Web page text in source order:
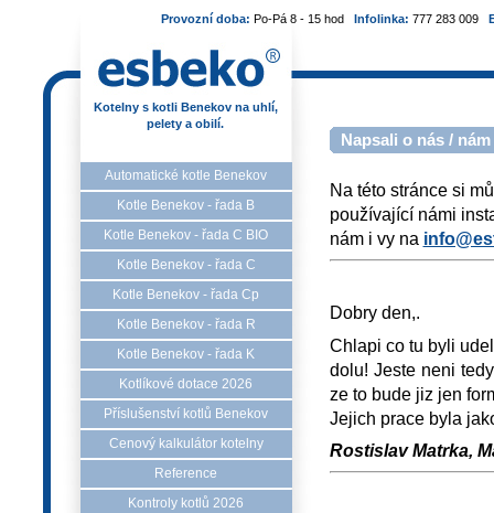
Provozní doba: Po-Pá 8 - 15 hod Infolinka: 777 283 009
Kotelny s kotli Benekov na uhlí,
pelety a obilí.
Automatické kotle Benekov
Kotle Benekov - řada B
Kotle Benekov - řada C BIO
Kotle Benekov - řada C
Kotle Benekov - řada Cp
Kotle Benekov - řada R
Kotle Benekov - řada K
Kotlíkové dotace 2026
Příslušenství kotlů Benekov
Cenový kalkulátor kotelny
Reference
Kontroly kotlů 2026
Napsali o nás / nám
Na této stránce si
používající námi
nám i vy na
Dobry den,.
Chlapi co tu byli
dolu! Jeste neni
ze to bude jiz jen
Jejich prace byla
Rostislav Matrka,